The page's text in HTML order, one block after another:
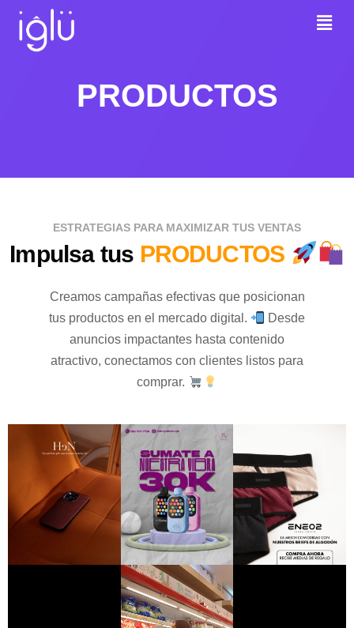
PRODUCTOS
ESTRATEGIAS PARA MAXIMIZAR TUS VENTAS
Impulsa tus PRODUCTOS
Creamos campañas efectivas que posicionan
tus productos en el mercado digital.
Desde
anuncios impactantes hasta contenido
atractivo, conectamos con clientes listos para
comprar.